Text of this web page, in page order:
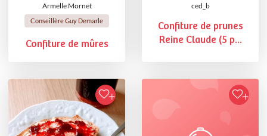
Armelle Mornet
Conseillère Guy Demarle
Confiture de mûres
ced_b
Confiture de prunes
Reine Claude (5 p...